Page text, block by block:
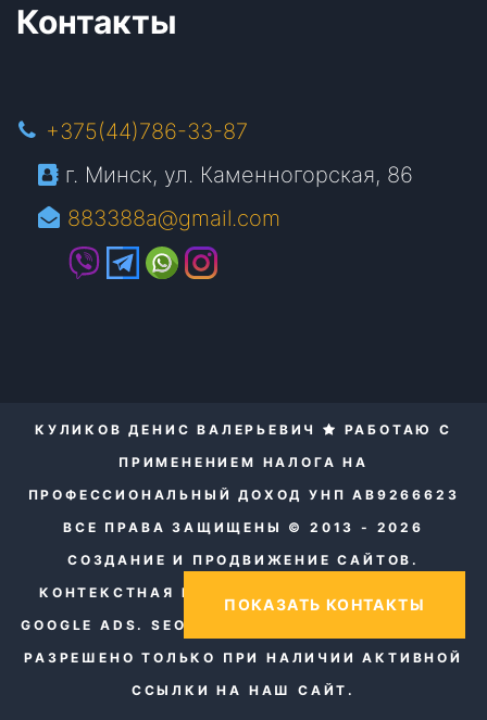
Контакты
+375(44)786-33-87
г. Минск, ул. Каменногорская, 86
883388a@gmail.com
КУЛИКОВ ДЕНИС ВАЛЕРЬЕВИЧ
РАБОТАЮ С
ПРИМЕНЕНИЕМ НАЛОГА НА
ПРОФЕССИОНАЛЬНЫЙ ДОХОД УНП AB9266623
ВСЕ ПРАВА ЗАЩИЩЕНЫ © 2013 - 2026
СОЗДАНИЕ И ПРОДВИЖЕНИЕ САЙТОВ.
КОНТЕКСТНАЯ РЕКЛАМА ЯНДЕКС ДИРЕКТ И
GOOGLE ADS. SEO.
РАЗРЕШЕНО ТОЛЬКО ПРИ НАЛИЧИИ АКТИВНОЙ
ССЫЛКИ НА НАШ САЙТ.
ПОКАЗАТЬ КОНТАКТЫ